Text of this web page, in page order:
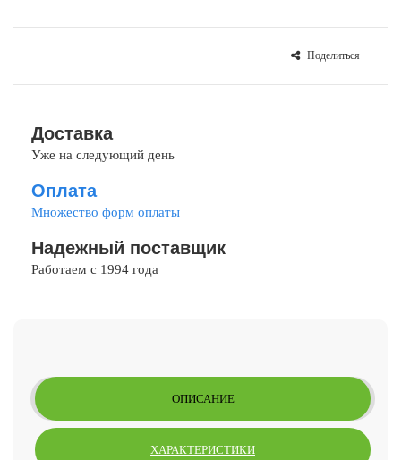
Поделиться
Доставка
Уже на следующий день
Оплата
Множество форм оплаты
Надежный поставщик
Работаем с 1994 года
ОПИСАНИЕ
ХАРАКТЕРИСТИКИ